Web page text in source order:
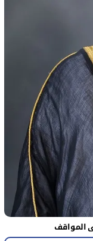
المواقف